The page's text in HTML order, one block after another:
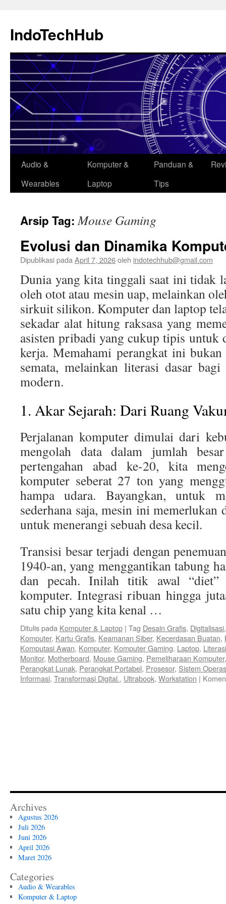
isi
IndoTechHub
Audio &
Wearables
Komputer &
Laptop
Panduan &
Tips
Arsip Tag:Mouse Gaming
Evolusi dan Dinamika
Dipublikasi pada April 7, 2026oleh indotechhub@gmail.com
Dunia yang kita tinggali saat ini tidak
oleh otot atau mesin uap, melainkan
sirkuit silikon. Komputer dan laptop
sekadar alat hitung raksasa yang
asisten pribadi yang cukup tipis untuk
kerja. Memahami perangkat ini
semata, melainkan literasi dasar
modern.
1. Akar Sejarah: Dari Ruang
Perjalanan komputer dimulai dari
mengolah data dalam jumlah
pertengahan abad ke-20, kita
komputer seberat 27 ton yang
hampa udara. Bayangkan, untuk
sederhana saja, mesin ini
untuk menerangi sebuah desa kecil.
Transisi besar terjadi dengan
1940-an, yang menggantikan tabung
dan pecah. Inilah titik awal “diet”
komputer. Integrasi ribuan hingga
satu chip yang kita kenal …
Ditulis pada Komputer & Laptop | Tag Desain Grafis, Digitalisasi
Komputer, Kartu Grafis, Keamanan Siber, Kecerdasan Buatan,
Komputasi Awan, Komputer, Komputer Gaming, Laptop,
Monitor, Motherboard, Mouse Gaming, Pemeliharaan Komputer
Perangkat Lunak, Perangkat Portabel, Prosesor, Sistem
Informasi, Transformasi Digital., Ultrabook, Workstation |
Archives
Agustus 2026
Juli 2026
Juni 2026
April 2026
Maret 2026
Categories
Audio & Wearables
Komputer & Laptop